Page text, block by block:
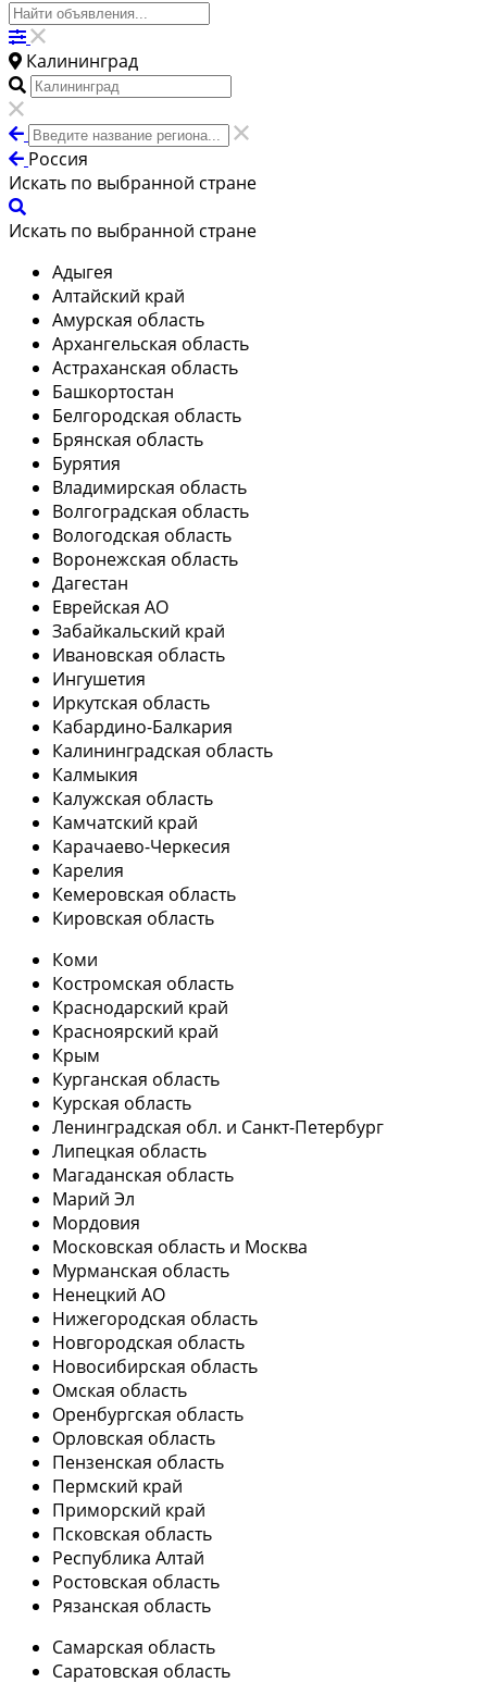
Калининград
Россия
Искать по выбранной стране
Искать по выбранной стране
Адыгея
Алтайский край
Амурская область
Архангельская область
Астраханская область
Башкортостан
Белгородская область
Брянская область
Бурятия
Владимирская область
Волгоградская область
Вологодская область
Воронежская область
Дагестан
Еврейская АО
Забайкальский край
Ивановская область
Ингушетия
Иркутская область
Кабардино-Балкария
Калининградская область
Калмыкия
Калужская область
Камчатский край
Карачаево-Черкесия
Карелия
Кемеровская область
Кировская область
Коми
Костромская область
Краснодарский край
Красноярский край
Крым
Курганская область
Курская область
Ленинградская обл. и Санкт-Петербург
Липецкая область
Магаданская область
Марий Эл
Мордовия
Московская область и Москва
Мурманская область
Ненецкий АО
Нижегородская область
Новгородская область
Новосибирская область
Омская область
Оренбургская область
Орловская область
Пензенская область
Пермский край
Приморский край
Псковская область
Республика Алтай
Ростовская область
Рязанская область
Самарская область
Саратовская область